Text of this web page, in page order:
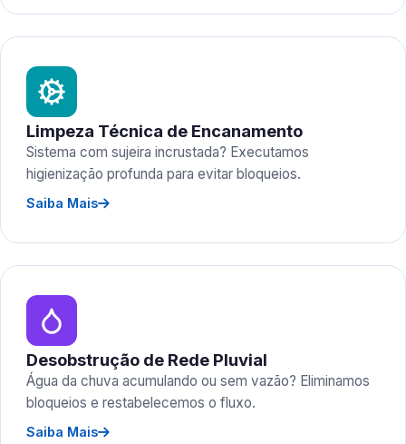
Limpeza Técnica de Encanamento
Sistema com sujeira incrustada? Executamos
higienização profunda para evitar bloqueios.
Saiba Mais
Desobstrução de Rede Pluvial
Água da chuva acumulando ou sem vazão? Eliminamos
bloqueios e restabelecemos o fluxo.
Saiba Mais